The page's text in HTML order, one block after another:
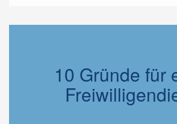
10 Gründe für